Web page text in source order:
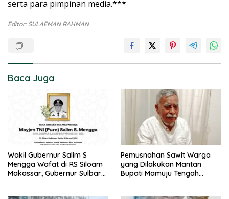
serta para pimpinan media.***
Editor: SULAEMAN RAHMAN
Baca Juga
Wakil Gubernur Salim S
Mengga Wafat di RS Siloam
Makassar, Gubernur Sulbar
Pemusnahan Sawit Warga
yang Dilakukan Mantan
Bupati Mamuju Tengah